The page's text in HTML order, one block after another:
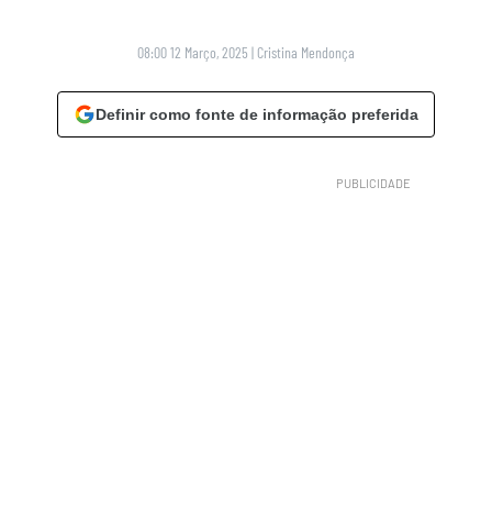
08:00 12 Março, 2025 | Cristina Mendonça
Definir como fonte de informação preferida